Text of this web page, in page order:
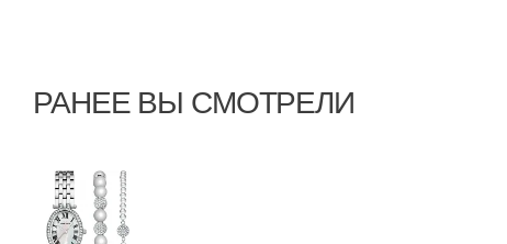
РАНЕЕ ВЫ СМОТРЕЛИ